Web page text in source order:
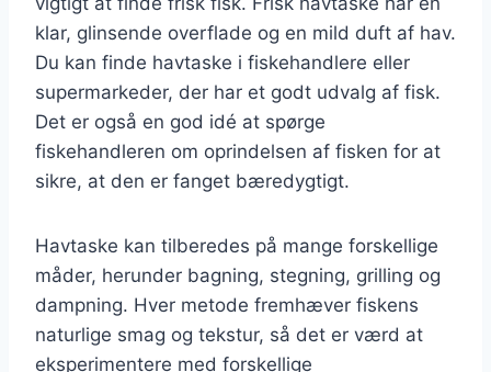
klar, glinsende overflade og en mild duft af hav.
Du kan finde havtaske i fiskehandlere eller
supermarkeder, der har et godt udvalg af fisk.
Det er også en god idé at spørge
fiskehandleren om oprindelsen af fisken for at
sikre, at den er fanget bæredygtigt.
Havtaske kan tilberedes på mange forskellige
måder, herunder bagning, stegning, grilling og
dampning. Hver metode fremhæver fiskens
naturlige smag og tekstur, så det er værd at
eksperimentere med forskellige